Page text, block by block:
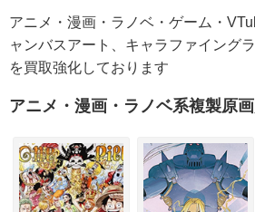
アニメ・漫画・ラノベ・ゲーム・
ャンバスアート、キャラファイング
を買取強化しております
アニメ・漫画・ラノベ系複製原